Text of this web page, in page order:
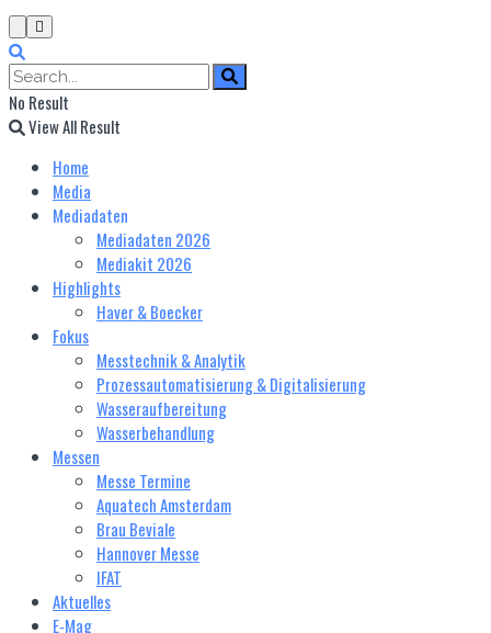
No Result
View All Result
Home
Media
Mediadaten
Mediadaten 2026
Mediakit 2026
Highlights
Haver & Boecker
Fokus
Messtechnik & Analytik
Prozessautomatisierung & Digitalisierung
Wasseraufbereitung
Wasserbehandlung
Messen
Messe Termine
Aquatech Amsterdam
Brau Beviale
Hannover Messe
IFAT
Aktuelles
E‑Mag